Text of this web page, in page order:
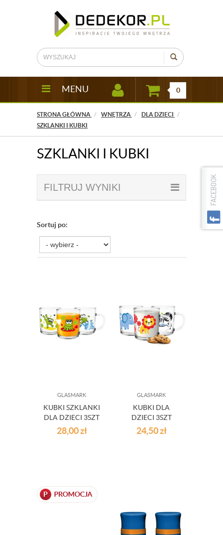
MENU 0
STRONA GŁÓWNA WNĘTRZA
DLA DZIECI
SZKLANKI I KUBKI
SZKLANKI I KUBKI
FILTRUJ WYNIKI
Sortuj po:
GLASMARK
KUBKI SZKLANKI
DLA DZIECI 3SZT
ŻABKI
28,00zł
GLASMARK
KUBKI DLA
DZIECI 3SZT
ZWIERZĄTKA
24,50zł